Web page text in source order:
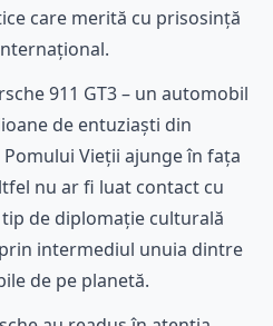
care merită cu prisosință
911 GT3 – un automobil
de entuziaști din
Vieții ajunge în fața
nu ar fi luat contact cu
de diplomație culturală
intermediul unuia dintre
de pe planetă.